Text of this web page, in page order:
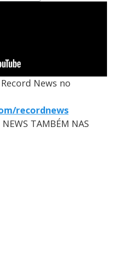
News no
recordnews
TAMBÉM NAS